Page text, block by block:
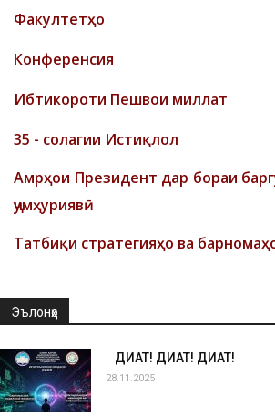
Факултетҳо
Конференсия
Ибтикороти Пешвои миллат
35 - солагии Истиқлол
Амрҳои Президент дар бораи
ҷумҳуриявӣ
Татбиқи стратегияҳо ва
Эълонҳо
ДИҚҚАТ! ДИҚҚАТ! ДИҚҚАТ!
28.11.2025